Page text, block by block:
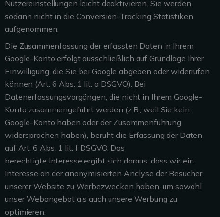
Nutzereinstellungen leicht deaktivieren. Sie werden
sodann nicht in die Conversion-Tracking Statistiken
aufgenommen.
Die Zusammenfassung der erfassten Daten in Ihrem
Google-Konto erfolgt ausschließlich auf Grundlage Ihrer
Einwilligung, die Sie bei Google abgeben oder widerrufen
können (Art. 6 Abs. 1 lit. a DSGVO). Bei
Datenerfassungsvorgängen, die nicht in Ihrem Google-
Konto zusammengeführt werden (z.B., weil Sie kein
Google-Konto haben oder der Zusammenführung
widersprochen haben), beruht die Erfassung der Daten
auf Art. 6 Abs. 1 lit. f DSGVO. Das
berechtigte Interesse ergibt sich daraus, dass wir ein
Interesse an der anonymisierten Analyse der Besucher
unserer Website zu Werbezwecken haben, um sowohl
unser Webangebot als auch unsere Werbung zu
optimieren.